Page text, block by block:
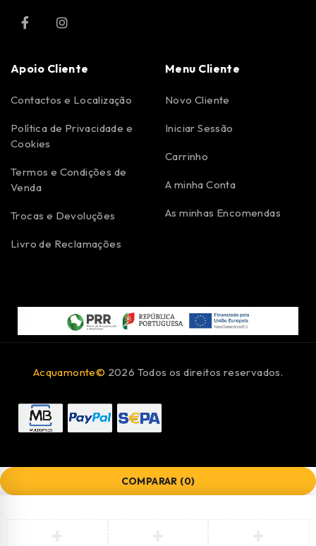
Apoio Cliente
Contactos e Localização
Política de Privacidade e
Cookies
Termos e Condições de
Venda
Trocas e Devoluções
Livro de Reclamações
Menu Cliente
Novo Cliente
Iniciar Sessão
Carrinho
A minha Conta
As minhas Encomendas
Acquamonte© 2026 Todos os direitos reservados.
COMPARAR (0)